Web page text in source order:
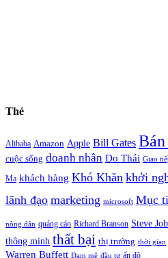
Thẻ
Alibaba Amazon Apple Bill Gates
cuộc sống doanh nhân Do Thái Giao
Ma khách hàng Khó Khăn khởi
lãnh đạo marketing microsoft Mục
nông dân quảng cáo Richard Branson Steve
thông minh thất bại thị trường thời gian
Warren Buffett Đam mê đầu tư ấn độ